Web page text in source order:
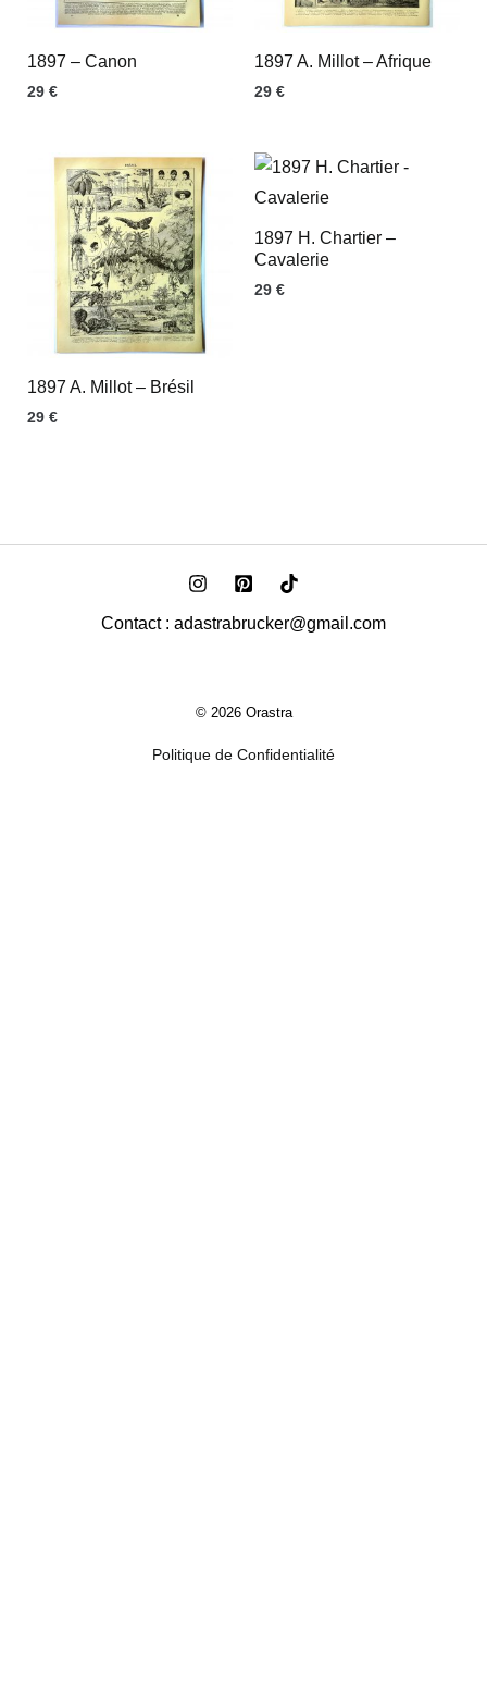
1897 – Canon
29 €
1897 A. Millot – Afrique
29 €
1897 A. Millot – Brésil
29 €
1897 H. Chartier –
Cavalerie
29 €
Contact : adastrabrucker@gmail.com
© 2026 Orastra
Politique de Confidentialité